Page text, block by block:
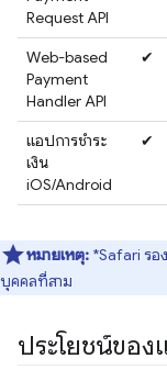
Request API
Web-based
Payment
Handler API
✔
แอปการชำระ
เงิน
iOS/Android
✔
หมายเหตุ: *Safari รอ
บุคคลที่สาม
ประโยชน์ของ